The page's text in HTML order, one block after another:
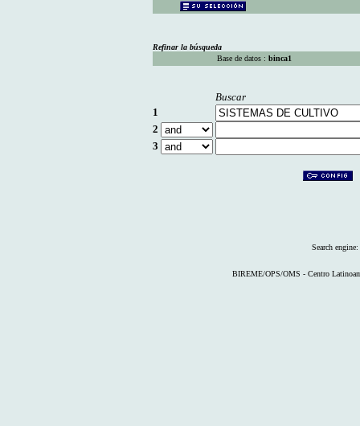
Refinar la búsqueda
Base de datos : binca1
Buscar
1
2
3
Search engine:
BIREME/OPS/OMS - Centro